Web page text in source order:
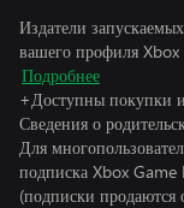
Издатели
вашего профиля
Подробнее
+Доступны покупки
Сведения о
Для
подписка Xbox
(подписки продаются